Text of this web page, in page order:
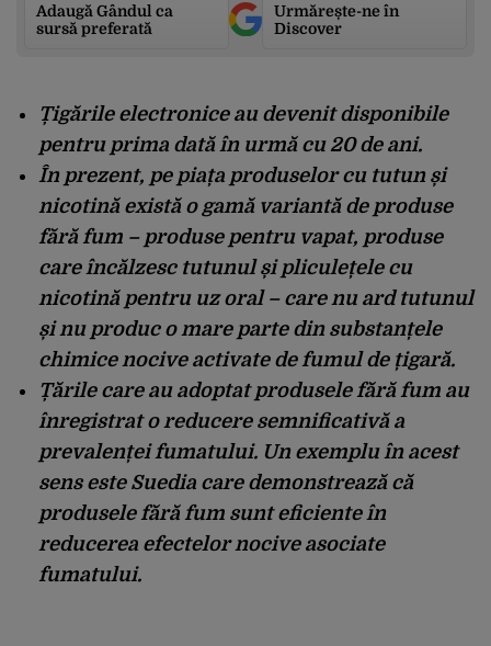
Adaugă Gândul ca
sursă preferată
Urmărește-ne în
Discover
Țigările electronice au devenit disponibile
pentru prima dată în urmă cu 20 de ani.
În prezent, pe piața produselor cu tutun și
nicotină există o gamă variantă de produse
fără fum – produse pentru vapat, produse
care încălzesc tutunul și pliculețele cu
nicotină pentru uz oral – care nu ard tutunul
și nu produc o mare parte din substanțele
chimice nocive activate de fumul de țigară.
Țările care au adoptat produsele fără fum au
înregistrat o reducere semnificativă a
prevalenței fumatului. Un exemplu în acest
sens este Suedia care demonstrează că
produsele fără fum sunt eficiente în
reducerea efectelor nocive asociate
fumatului.